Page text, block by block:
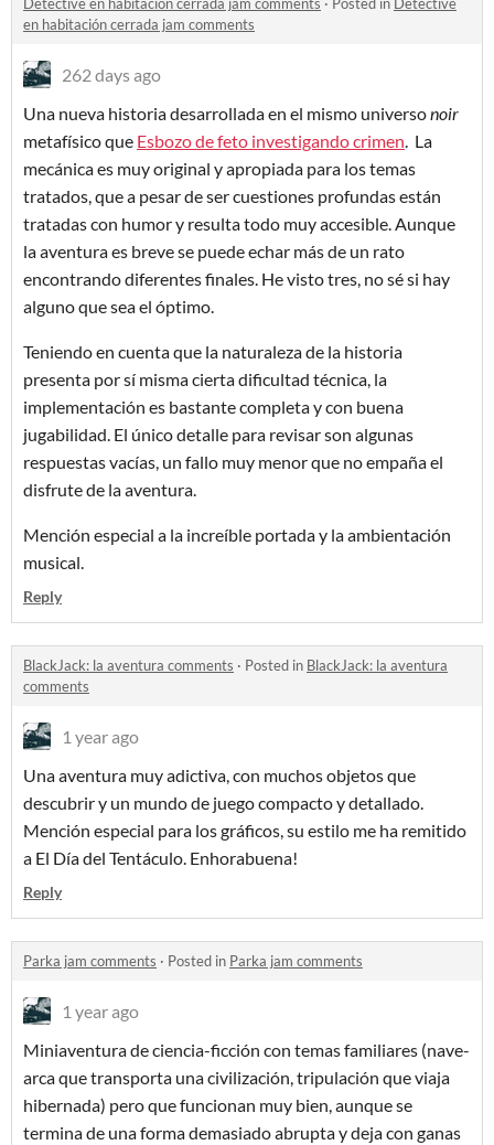
Detective en habitación cerrada jam comments · Posted in Detective
en habitación cerrada jam comments
262 days ago
Una nueva historia desarrollada en el mismo universonoir
metafísico que Esbozo de feto investigando crimen. La
mecánica es muy original y apropiada para los temas
tratados, que a pesar de ser cuestiones profundas están
tratadas con humor y resulta todo muy accesible. Aunque
la aventura es breve se puede echar más de un rato
encontrando diferentes finales. He visto tres, no sé si hay
alguno que sea el óptimo.
Teniendo en cuenta que la naturaleza de la historia
presenta por sí misma cierta dificultad técnica, la
implementación es bastante completa y con buena
jugabilidad. El único detalle para revisar son algunas
respuestas vacías, un fallo muy menor que no empaña el
disfrute de la aventura.
Mención especial a la increíble portada y la ambientación
musical.
Reply
BlackJack: la aventura comments · Posted in BlackJack: la aventura
comments
1 year ago
Una aventura muy adictiva, con muchos objetos que
descubrir y un mundo de juego compacto y detallado.
Mención especial para los gráficos, su estilo me ha remitido
a El Día del Tentáculo. Enhorabuena!
Reply
Parka jam comments · Posted in Parka jam comments
1 year ago
Miniaventura de ciencia-ficción con temas familiares (nave-
arca que transporta una civilización, tripulación que viaja
hibernada) pero que funcionan muy bien, aunque se
termina de una forma demasiado abrupta y deja con ganas